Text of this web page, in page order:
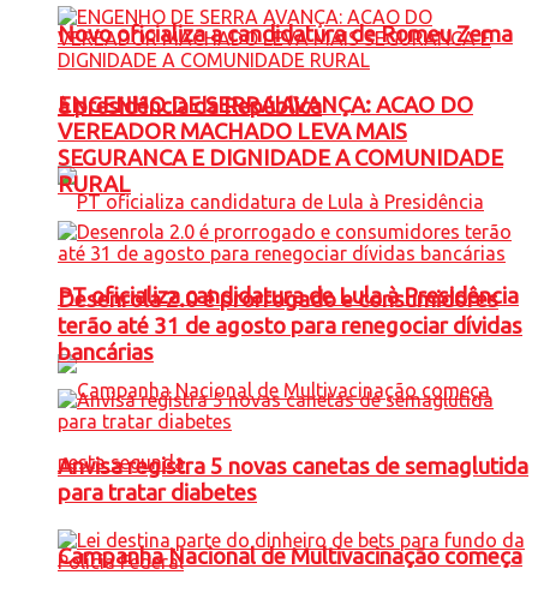
Novo oficializa a candidatura de Romeu Zema
à presidência da República
PT oficializa candidatura de Lula à Presidência
Campanha Nacional de Multivacinação começa
ENGENHO DE SERRA AVANÇA: ACAO DO
VEREADOR MACHADO LEVA MAIS
SEGURANCA E DIGNIDADE A COMUNIDADE
RURAL
Desenrola 2.0 é prorrogado e consumidores
terão até 31 de agosto para renegociar dívidas
bancárias
Anvisa registra 5 novas canetas de semaglutida
para tratar diabetes